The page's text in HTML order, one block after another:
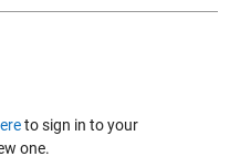
to sign in to your
one.